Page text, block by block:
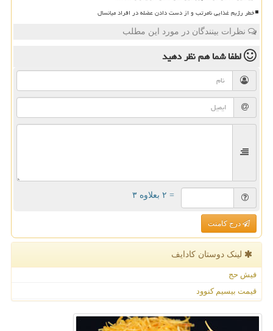
خطر رژیم غذایی نامرتب و از دست دادن عضله در افراد میانسال
نظرات بینندگان در مورد این مطلب
لطفا شما همنظر دهید
= ۲ بعلاوه ۳
درج کامنت
لینک دوستان كادایف
فیش حج
قیمت بیسیم کنوود